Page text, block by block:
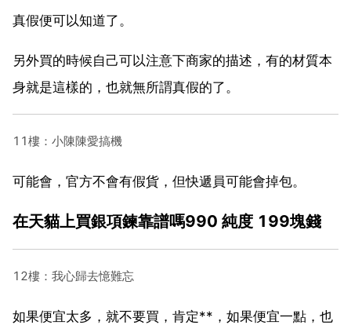
真假便可以知道了。
另外買的時候自己可以注意下商家的描述，有的材質本
身就是這樣的，也就無所謂真假的了。
11樓：小陳陳愛搞機
可能會，官方不會有假貨，但快遞員可能會掉包。
在天貓上買銀項鍊靠譜嗎990 純度 199塊錢
12樓：我心歸去憶難忘
如果便宜太多，就不要買，肯定**，如果便宜一點，也